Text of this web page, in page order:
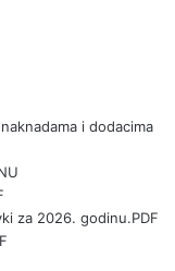
i dodacima
za 2026. godinu.PDF